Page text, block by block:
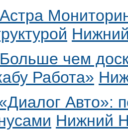
Астра
Больше чем
Работа»
Авто»:
Нижний